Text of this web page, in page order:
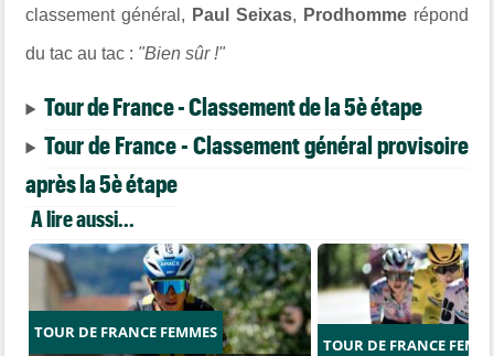
classement général, Paul Seixas, Prodhomme répond
du tac au tac : "Bien sûr !"
Tour de France - Classement de la 5è étape
Tour de France - Classement général provisoire
après la 5è étape
A lire aussi...
TOUR DE FRANCE FEMMES
TOUR DE FRANCE